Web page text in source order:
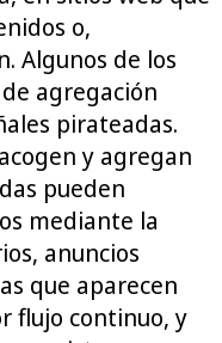
o,
Algunos de los
agregación
pirateadas.
y agregan
pueden
mediante la
anuncios
que aparecen
flujo continuo, y